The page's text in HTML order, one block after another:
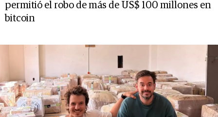
permitió el robo de más de US$ 100 millones en
bitcoin